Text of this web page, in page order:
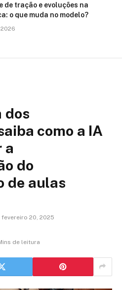
de tração e evoluções na
o que muda no modelo?
dos
como a IA
a
do
de aulas
fevereiro 20, 2025
de leitura